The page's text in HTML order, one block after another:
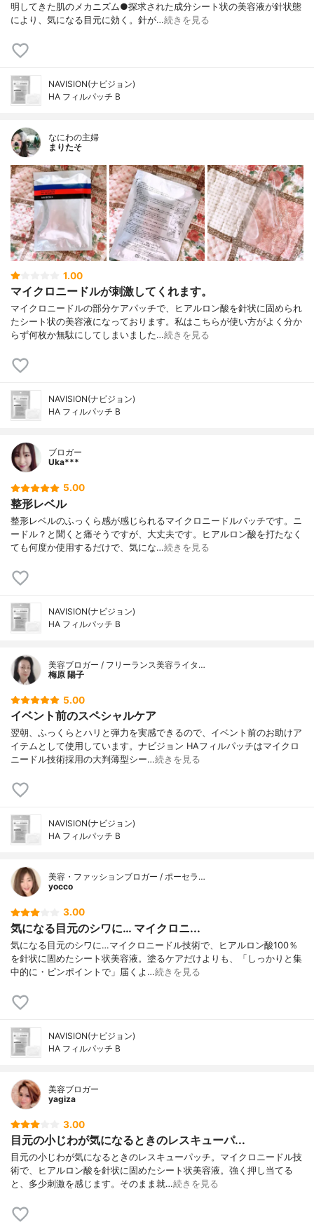
明してきた肌のメカニズム●探求された成分シート状の美容液が針状態
により、気になる目元に効く。針が…続きを見る
NAVISION(ナビジョン)
HA フィルパッチ B
なにわの主婦
まりたそ
1.00
マイクロニードルが刺激してくれます。
マイクロニードルの部分ケアパッチで、ヒアルロン酸を針状に固められ
たシート状の美容液になっております。私はこちらが使い方がよく分か
らず何枚か無駄にしてしまいました…続きを見る
NAVISION(ナビジョン)
HA フィルパッチ B
ブロガー
Uka***
5.00
整形レベル
整形レベルのふっくら感が感じられるマイクロニードルパッチです。ニ
ードル？と聞くと痛そうですが、大丈夫です。ヒアルロン酸を打たなく
ても何度か使用するだけで、気にな…続きを見る
NAVISION(ナビジョン)
HA フィルパッチ B
美容ブロガー / フリーランス美容ライタ…
梅原 陽子
5.00
イベント前のスペシャルケア
翌朝、ふっくらとハリと弾力を実感できるので、イベント前のお助けア
イテムとして使用しています。ナビジョン HAフィルパッチはマイクロ
ニードル技術採用の大判薄型シー…続きを見る
NAVISION(ナビジョン)
HA フィルパッチ B
美容・ファッションブロガー / ポーセラ…
yocco
3.00
気になる目元のシワに… マイクロニ...
気になる目元のシワに…マイクロニードル技術で、ヒアルロン酸100％
を針状に固めたシート状美容液。塗るケアだけよりも、「しっかりと集
中的に・ピンポイントで」届くよ…続きを見る
NAVISION(ナビジョン)
HA フィルパッチ B
美容ブロガー
yagiza
3.00
目元の小じわが気になるときのレスキューパ...
目元の小じわが気になるときのレスキューパッチ。マイクロニードル技
術で、ヒアルロン酸を針状に固めたシート状美容液。強く押し当てる
と、多少刺激を感じます。そのまま就…続きを見る